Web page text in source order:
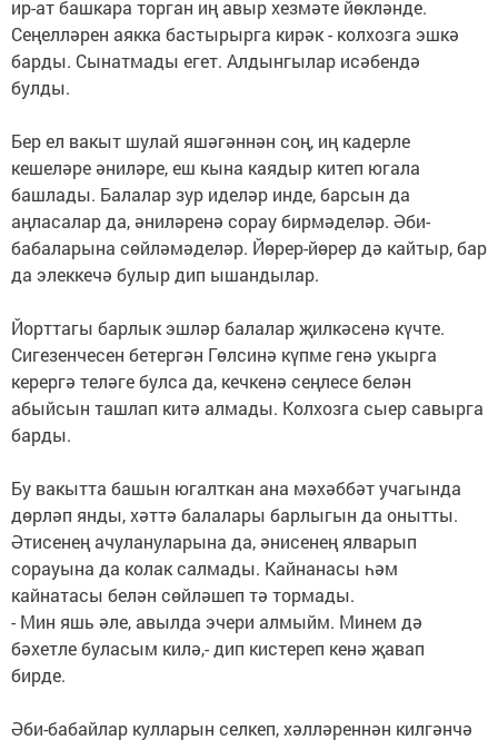
ир-ат башкара торган иң авыр хезмәте йөкләнде.
Сеңелләрен аякка бастырырга кирәк - колхозга эшкә
барды. Сынатмады егет. Алдынгылар исәбендә
булды.
Бер ел вакыт шулай яшәгәннән соң, иң кадерле
кешеләре әниләре, еш кына каядыр китеп югала
башлады. Балалар зур иделәр инде, барсын да
аңласалар да, әниләренә сорау бирмәделәр. Әби-
бабаларына сөйләмәделәр. Йөрер-йөрер дә кайтыр, бар
да элеккечә булыр дип ышандылар.
Йорттагы барлык эшләр балалар җилкәсенә күчте.
Сигезенчесен бетергән Гөлсинә күпме генә укырга
керергә теләге булса да, кечкенә сеңлесе белән
абыйсын ташлап китә алмады. Колхозга сыер савырга
барды.
Бу вакытта башын югалткан ана мәхәббәт учагында
дөрләп янды, хәттә балалары барлыгын да онытты.
Әтисенең ачулануларына да, әнисенең ялварып
сорауына да колак салмады. Кайнанасы һәм
кайнатасы белән сөйләшеп тә тормады.
- Мин яшь әле, авылда эчери алмыйм. Минем дә
бәхетле буласым килә,- дип кистереп кенә җавап
бирде.
Әби-бабайлар кулларын селкеп, хәлләреннән килгәнчә